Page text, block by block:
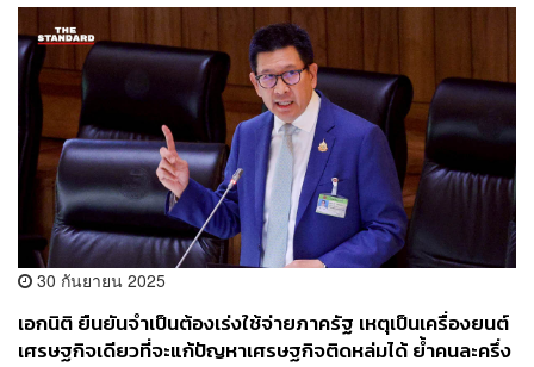
30 กันยายน 2025
เอกนิติ ยืนยันจำเป็นต้องเร่งใช้จ่ายภาครัฐ เหตุเป็นเครื่องยนต์
เศรษฐกิจเดียวที่จะแก้ปัญหาเศรษฐกิจติดหล่มได้ ย้ำคนละครึ่ง